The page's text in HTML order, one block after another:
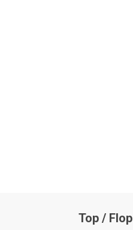
Top / Flop